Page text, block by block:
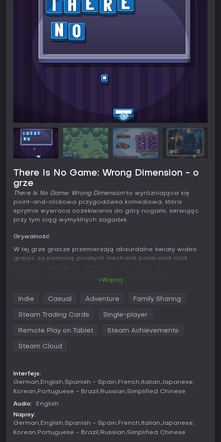
There Is No Game: Wrong Dimension - o
grze
There Is No Game: Wrong Dimensionto wyróżniająca się
point-and-clickowa przygodówka komediowa, która
sprytnie wywraca oczekiwania do góry nogami, serwując
przy tym ciąg wymyślnych zagadek.
Grywalność
W tej grze gracze przemierzają absurdalne światy wideo
grając za pomocą prostych mechanik point-and-click.
postęp bez irytacji. Doświadczenie wzbogacają płaskie,
pikselowe grafiki 3D oraz niemal pełne udźwiękowienie -
klimat. Celowe błędy i niespodzianki czynią spotkania
czasie gry, bez długich zobowiązań.
rozwiązywanie zagadek z minigrami parodiującymi
gamingowe klisze. Gracze mogą np. manipulować obiektami
w nieoczekiwany sposób lub łamać czwartą ścianę, by
Tryby gry
Tytuł oferuje wyłącznie single-player bez opcji multiplayer
+Więcej
Indie Casual Adventure Family Sharing
Steam Trading Cards Single-player
Remote Play on Tablet Steam Achievements
Steam Cloud
Interfejs:
German English Spanish - Spain French Italian Japanese
Korean Portuguese - Brazil Russian Simplified Chinese
Audio:
English
Napisy:
German English Spanish - Spain French Italian Japanese
Korean Portuguese - Brazil Russian Simplified Chinese